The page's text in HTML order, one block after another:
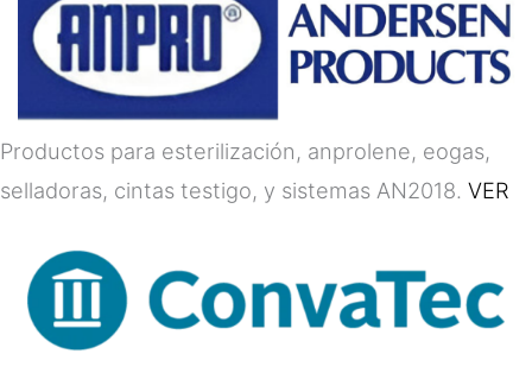
Productos para esterilización, anprolene, eogas,
selladoras, cintas testigo, y sistemas AN2018. VER